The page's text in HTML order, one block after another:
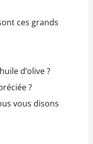
ces grands
d’olive ?
?
vous disons